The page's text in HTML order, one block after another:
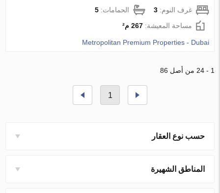
غرف النوم:3 الحمامات:5
مساحة المعيشة:267 م²
Metropolitan Premium Properties - Dubai
1 - 24 من أصل 86
1
حسب نوع العقار
المناطق الشهيرة